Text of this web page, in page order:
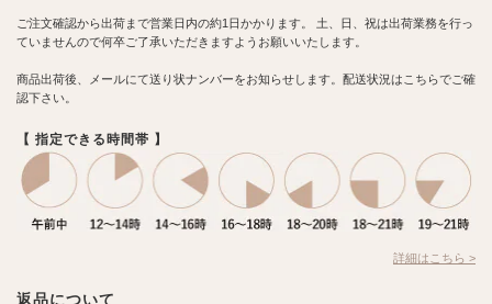
ご注文確認から出荷まで営業日内の約1日かかります。 土、日、祝は出荷業務を行っ
ていませんので何卒ご了承いただきますようお願いいたします。
商品出荷後、メールにて送り状ナンバーをお知らせします。配送状況はこちらでご確
認下さい。
【 指定できる時間帯 】
詳細はこちら >
返品について